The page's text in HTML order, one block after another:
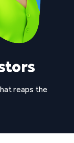
reaps the